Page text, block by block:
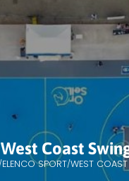
West Coast
ELENCO SPORT WEST